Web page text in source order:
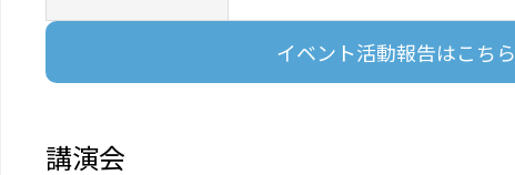
イベント活動報告はこちら
講演会